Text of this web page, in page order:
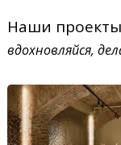
Наши
вдохновляйся,